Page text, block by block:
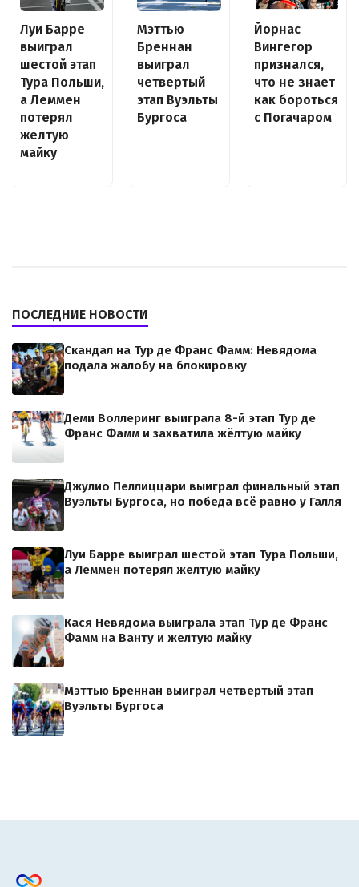
Луи Барре
выиграл
шестой этап
Тура Польши,
а Леммен
потерял
желтую
майку
Мэттью
Бреннан
выиграл
четвертый
этап Вуэльты
Бургоса
Йорнас
Вингегор
признался,
что не знает
как бороться
с Погачаром
ПОСЛЕДНИЕ НОВОСТИ
Скандал на Тур де Франс Фамм: Невядома
подала жалобу на блокировку
Деми Воллеринг выиграла 8-й этап Тур де
Франс Фамм и захватила жёлтую майку
Джулио Пеллиццари выиграл финальный этап
Вуэльты Бургоса, но победа всё равно у Галля
Луи Барре выиграл шестой этап Тура Польши,
а Леммен потерял желтую майку
Кася Невядома выиграла этап Тур де Франс
Фамм на Ванту и желтую майку
Мэттью Бреннан выиграл четвертый этап
Вуэльты Бургоса